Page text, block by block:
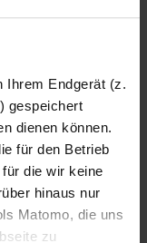
Ihrem Endgerät (z.
gespeichert
dienen können.
für den Betrieb
die wir keine
hinaus nur
Matomo, die uns
zu
Lorenz